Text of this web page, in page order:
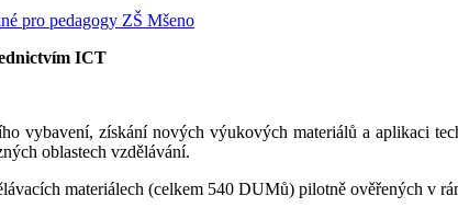
pro pedagogy ZŠ Mšeno
ICT
vybavení, získání nových výukových materiálů a aplikaci
oblastech vzdělávání.
materiálech (celkem 540 DUMů) pilotně ověřených v